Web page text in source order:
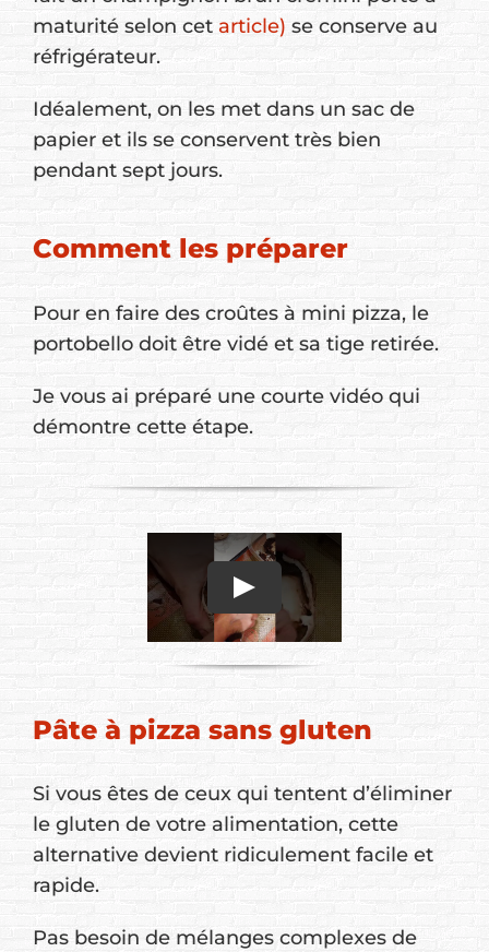
maturité selon cet article) se conserve au
réfrigérateur.
Idéalement, on les met dans un sac de
papier et ils se conservent très bien
pendant sept jours.
Comment les préparer
Pour en faire des croûtes à mini pizza, le
portobello doit être vidé et sa tige retirée.
Je vous ai préparé une courte vidéo qui
démontre cette étape.
Pâte à pizza sans gluten
Si vous êtes de ceux qui tentent d’éliminer
le gluten de votre alimentation, cette
alternative devient ridiculement facile et
rapide.
Pas besoin de mélanges complexes de